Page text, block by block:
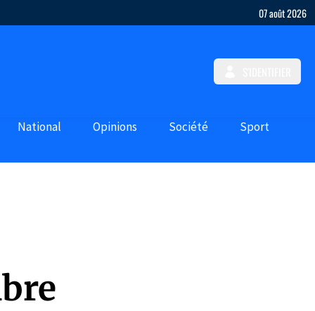
07 août 2026
National Opinions Société Sport